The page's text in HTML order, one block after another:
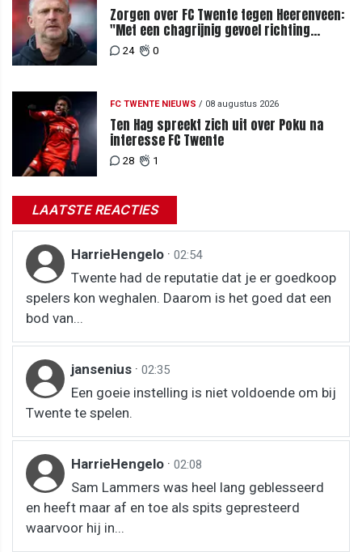
Zorgen over FC Twente tegen Heerenveen:
"Met een chagrijnig gevoel richting
Slowakije"
24 0
FC TWENTE NIEUWS / 08 augustus 2026
Ten Hag spreekt zich uit over Poku na
interesse FC Twente
28 1
LAATSTE REACTIES
HarrieHengelo · 02:54
Twente had de reputatie dat je er goedkoop
spelers kon weghalen. Daarom is het goed dat een
bod van...
jansenius · 02:35
Een goeie instelling is niet voldoende om bij
Twente te spelen.
HarrieHengelo · 02:08
Sam Lammers was heel lang geblesseerd
en heeft maar af en toe als spits gepresteerd
waarvoor hij in...